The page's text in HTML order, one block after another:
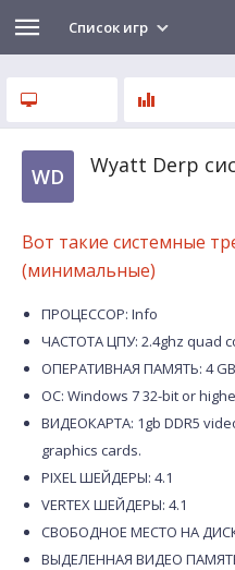
Список игр
WD Wyatt Derp
Вот такие системные
(минимальные)
ПРОЦЕССОР: Info
ЧАСТОТА ЦПУ: 2.4ghz quad
ОПЕРАТИВНАЯ ПАМЯТЬ: 4 GB
ОС: Windows 7 32-bit or
ВИДЕОКАРТА: 1gb DDR5
graphics cards.
PIXEL ШЕЙДЕРЫ: 4.1
VERTEX ШЕЙДЕРЫ: 4.1
СВОБОДНОЕ МЕСТО НА
ВЫДЕЛЕННАЯ ВИДЕО